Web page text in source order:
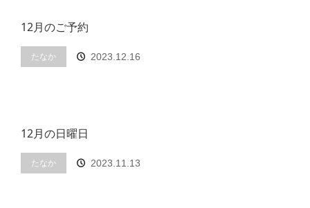
12月のご予約
たなか 2023.12.16
12月の日曜日
たなか 2023.11.13